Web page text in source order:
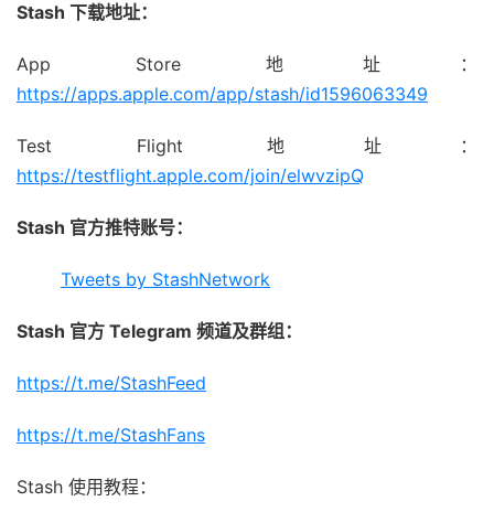
Stash 下载地址：
App Store 地址：
https://apps.apple.com/app/stash/id1596063349
Test Flight 地址：
https://testflight.apple.com/join/elwvzipQ
Stash 官方推特账号：
Tweets by StashNetwork
Stash 官方 Telegram 频道及群组：
https://t.me/StashFeed
https://t.me/StashFans
Stash 使用教程：